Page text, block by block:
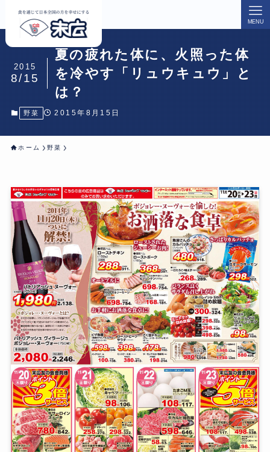
MENU
夏の疲れた体に、火照った体
を冷やす「リュウキュウ」と
は？
2015
8/15
野菜 2015年8月15日
ホーム 野菜